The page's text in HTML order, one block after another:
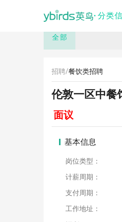
· 分类
推荐 讨论
全部
招聘/餐饮类招聘
伦敦一区中餐
面议
基本信息
岗位类型：
计薪周期：
支付周期：
工作地址：